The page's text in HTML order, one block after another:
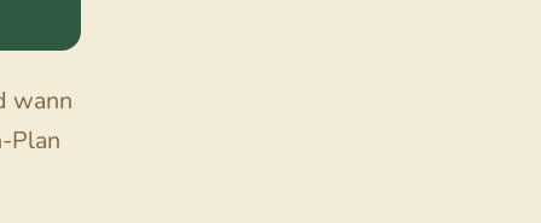
wann
Plan